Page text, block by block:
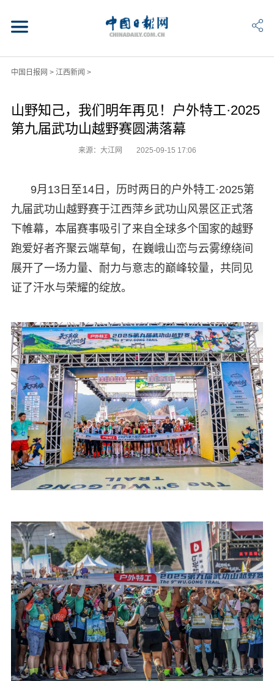
中国日报网 > 江西新闻 >
山野知己，我们明年再见！户外特工·2025
第九届武功山越野赛圆满落幕
来源：大江网 2025-09-15 17:06
9月13日至14日，历时两日的户外特工·2025第
九届武功山越野赛于江西萍乡武功山风景区正式落
下帷幕，本届赛事吸引了来自全球多个国家的越野
跑爱好者齐聚云端草甸，在巍峨山峦与云雾缭绕间
展开了一场力量、耐力与意志的巅峰较量，共同见
证了汗水与荣耀的绽放。